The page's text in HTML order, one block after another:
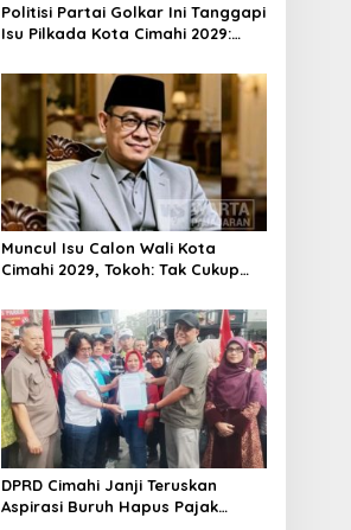
Politisi Partai Golkar Ini Tanggapi
Isu Pilkada Kota Cimahi 2029:
Muncul Isu Calon Wali Kota
Cimahi 2029, Tokoh: Tak Cukup
Parpol
DPRD Cimahi Janji Teruskan
Aspirasi Buruh Hapus Pajak